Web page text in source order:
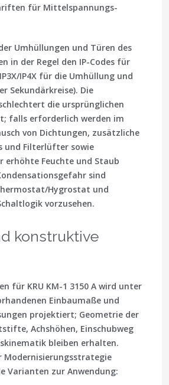
für Mittelspannungs-
Umhüllungen und Türen des
in der Regel den IP-Codes für
IP4X für die Umhüllung und
Sekundärkreise). Die
die ursprünglichen
falls erforderlich werden im
von Dichtungen, zusätzliche
und Filterlüfter sowie
erhöhte Feuchte und Staub
sind
Hygrostat und
vorzusehen.
konstruktive
für KRU KМ-1 3150 A wird unter
Einbaumaße und
projektiert; Geometrie der
Achshöhen, Einschubweg
bleiben erhalten.
Modernisierungsstrategie
Varianten zur Anwendung: